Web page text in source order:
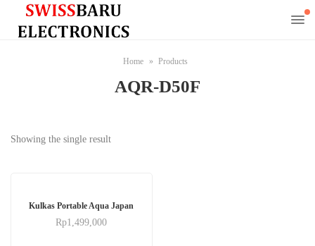
Home Products
AQR-D50F
Showing the single result
Kulkas Portable Aqua Japan
Rp1,499,000